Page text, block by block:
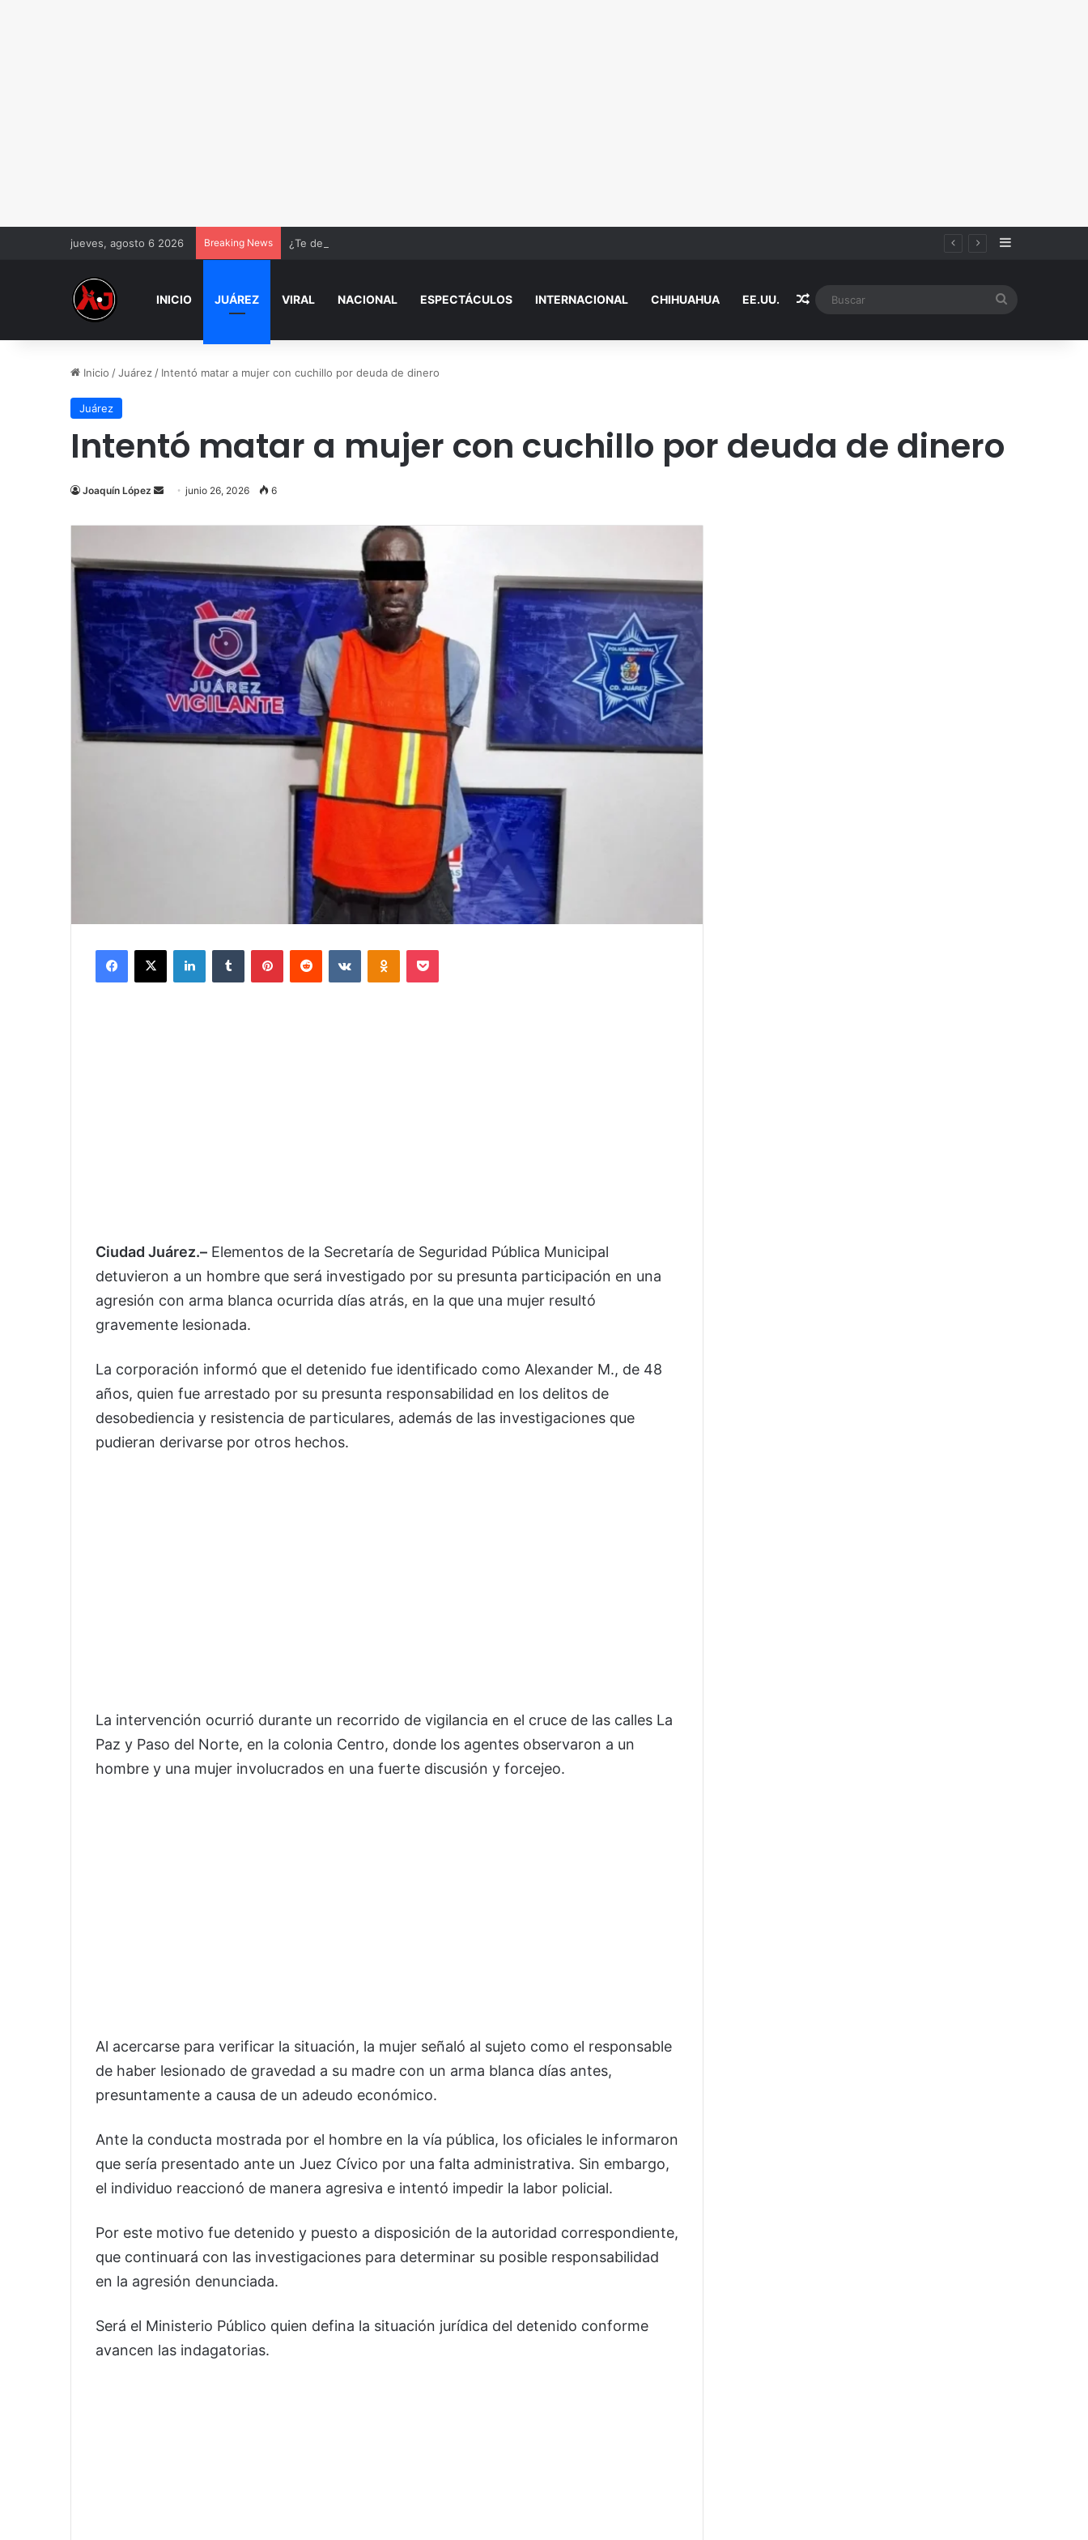
jueves, agosto 6 2026 Breaking News ¿Te depositaron dinero por error? Esto debes hacer antes de tocarlo Sidebar
INICIO JUÁREZ VIRAL NACIONAL ESPECTÁCULOS INTERNACIONAL CHIHUAHUA EE.UU. Random Article
Inicio /Juárez / Intentó matar a mujer con cuchillo por deuda de dinero
Juárez
Intentó matar a mujer con cuchillo por deuda de dinero
Joaquín López
Send
email
junio 26, 2026 6
Facebook
X LinkedInTumblr PinterestReddit VKontakteOdnoklassniki
Pocket
Ciudad Juárez.– Elementos de la Secretaría de Seguridad Pública Municipal
detuvieron a un hombre que será investigado por su presunta participación en una
agresión con arma blanca ocurrida días atrás, en la que una mujer resultó
gravemente lesionada.
La corporación informó que el detenido fue identificado como Alexander M., de 48
años, quien fue arrestado por su presunta responsabilidad en los delitos de
desobediencia y resistencia de particulares, además de las investigaciones que
pudieran derivarse por otros hechos.
La intervención ocurrió durante un recorrido de vigilancia en el cruce de las calles La
Paz y Paso del Norte, en la colonia Centro, donde los agentes observaron a un
hombre y una mujer involucrados en una fuerte discusión y forcejeo.
Al acercarse para verificar la situación, la mujer señaló al sujeto como el responsable
de haber lesionado de gravedad a su madre con un arma blanca días antes,
presuntamente a causa de un adeudo económico.
Ante la conducta mostrada por el hombre en la vía pública, los oficiales le informaron
que sería presentado ante un Juez Cívico por una falta administrativa. Sin embargo,
el individuo reaccionó de manera agresiva e intentó impedir la labor policial.
Por este motivo fue detenido y puesto a disposición de la autoridad correspondiente,
que continuará con las investigaciones para determinar su posible responsabilidad
en la agresión denunciada.
Será el Ministerio Público quien defina la situación jurídica del detenido conforme
avancen las indagatorias.